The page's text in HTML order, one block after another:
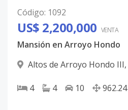
Código: 1092
US$ 2,200,000 VENTA
Mansión en Arroyo Hondo
Altos de Arroyo Hondo III,
4 4 10 962.24